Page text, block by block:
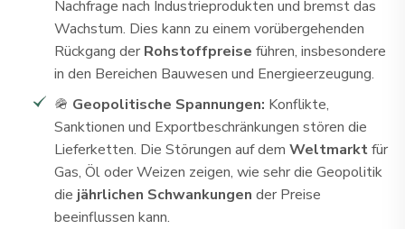
Nachfrage nach Industrieprodukten und bremst das
Wachstum. Dies kann zu einem vorübergehenden
Rückgang der Rohstoffpreise führen, insbesondere
in den Bereichen Bauwesen und Energieerzeugung.
🪖 Geopolitische Spannungen: Konflikte,
Sanktionen und Exportbeschränkungen stören die
Lieferketten. Die Störungen auf dem Weltmarktfür
Gas, Öl oder Weizen zeigen, wie sehr die Geopolitik
die jährlichen Schwankungen der Preise
beeinflussen kann.